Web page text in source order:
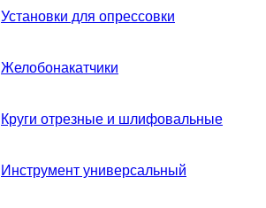
Установки для опрессовки
Желобонакатчики
Круги отрезные и шлифовальные
Инструмент универсальный